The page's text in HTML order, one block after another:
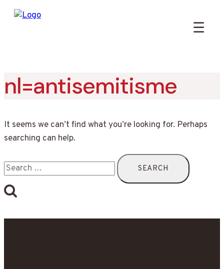
☰
Skip
to
nl=antisemitisme
It seems we can’t find what you’re looking for. Perhaps
searching can help.
Search
for: